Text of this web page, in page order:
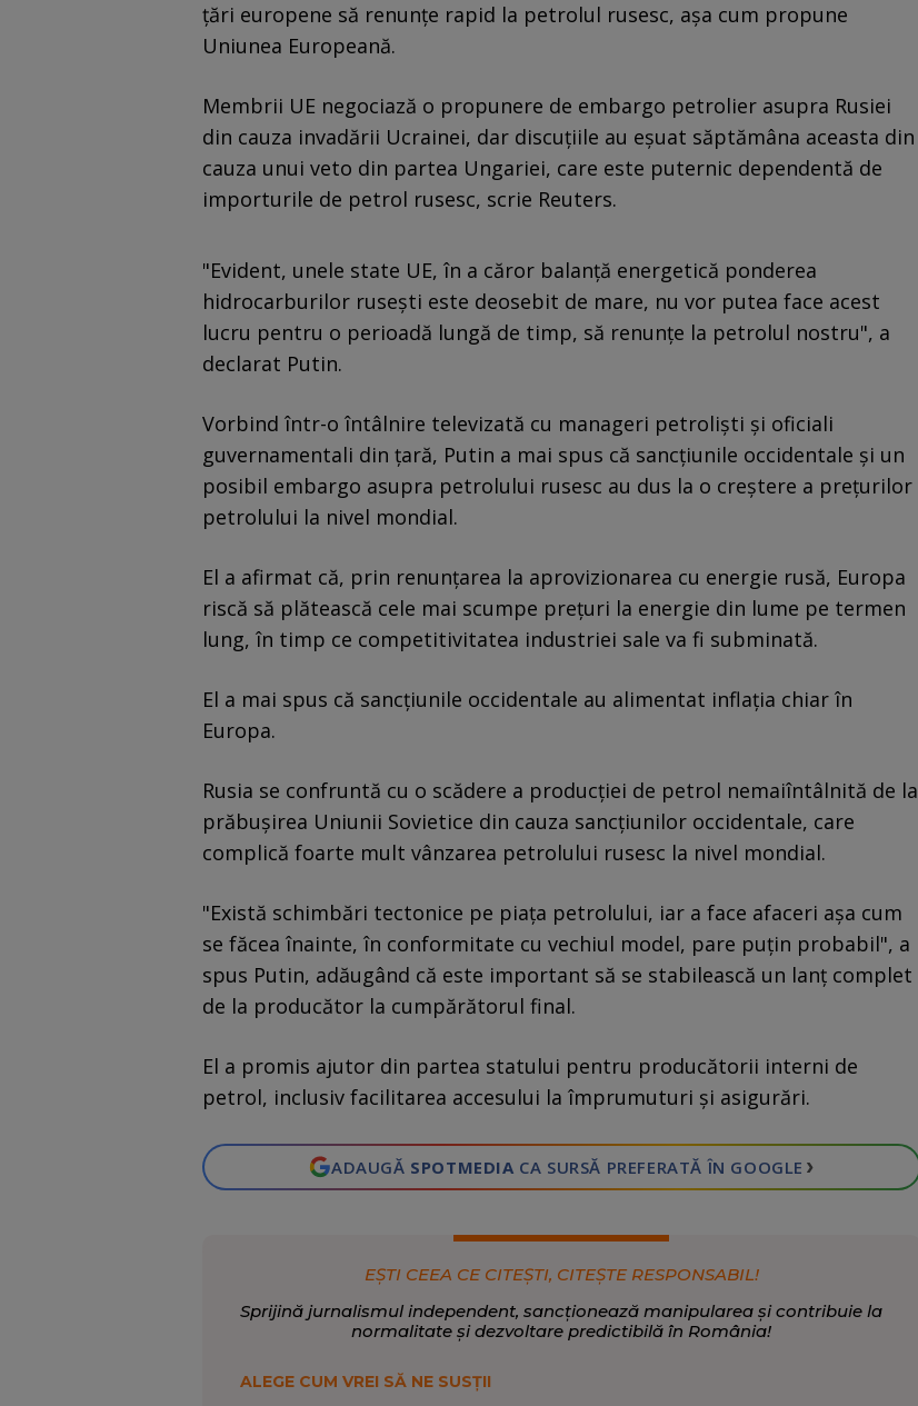
țări europene să renunțe rapid la petrolul rusesc, așa cum propune
Uniunea Europeană.
Membrii UE negociază o propunere de embargo petrolier asupra Rusiei
din cauza invadării Ucrainei, dar discuțiile au eșuat săptămâna aceasta din
cauza unui veto din partea Ungariei, care este puternic dependentă de
importurile de petrol rusesc, scrie Reuters.
"Evident, unele state UE, în a căror balanță energetică ponderea
hidrocarburilor rusești este deosebit de mare, nu vor putea face acest
lucru pentru o perioadă lungă de timp, să renunțe la petrolul nostru", a
declarat Putin.
Vorbind într-o întâlnire televizată cu manageri petroliști și oficiali
guvernamentali din țară, Putin a mai spus că sancțiunile occidentale și un
posibil embargo asupra petrolului rusesc au dus la o creștere a prețurilor
petrolului la nivel mondial.
El a afirmat că, prin renunțarea la aprovizionarea cu energie rusă, Europa
riscă să plătească cele mai scumpe prețuri la energie din lume pe termen
lung, în timp ce competitivitatea industriei sale va fi subminată.
El a mai spus că sancțiunile occidentale au alimentat inflația chiar în
Europa.
Rusia se confruntă cu o scădere a producției de petrol nemaiîntâlnită de la
prăbușirea Uniunii Sovietice din cauza sancțiunilor occidentale, care
complică foarte mult vânzarea petrolului rusesc la nivel mondial.
"Există schimbări tectonice pe piața petrolului, iar a face afaceri așa cum
se făcea înainte, în conformitate cu vechiul model, pare puțin probabil", a
spus Putin, adăugând că este important să se stabilească un lanț complet
de la producător la cumpărătorul final.
El a promis ajutor din partea statului pentru producătorii interni de
petrol, inclusiv facilitarea accesului la împrumuturi și asigurări.
ADAUGĂ SPOTMEDIA CA SURSĂ PREFERATĂ ÎN GOOGLE ›
EȘTI CEEA CE CITEȘTI, CITEȘTE RESPONSABIL!
Sprijină jurnalismul independent, sancționează manipularea și contribuie la
normalitate și dezvoltare predictibilă în România!
ALEGE CUM VREI SĂ NE SUSȚII